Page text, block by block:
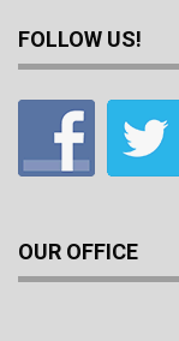
FOLLOW US!
OUR OFFICE